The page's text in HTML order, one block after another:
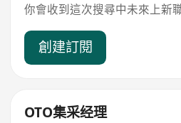
你會收到這次搜尋中未來上新
創建訂閱
OTO集采经理